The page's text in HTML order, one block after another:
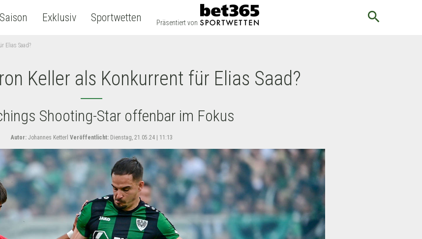
Saison Exklusiv Sportwetten Präsentiert von search
Elias Saad?
Keller als Konkurrent für Elias Saad?
Shooting-Star offenbar im Fokus
Autor:Johannes Ketterl Veröffentlicht:Dienstag, 21.05.24 | 11:13